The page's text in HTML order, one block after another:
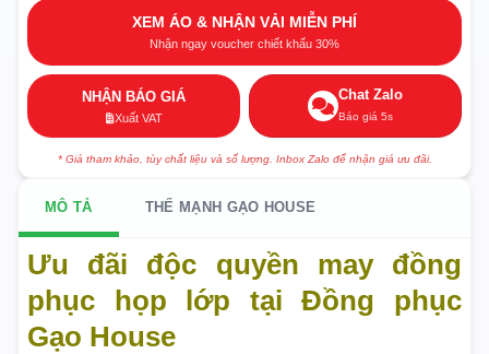
XEM ÁO & NHẬN VẢI MIỄN PHÍ
Nhận ngay voucher chiết khấu 30%
NHẬN BÁO GIÁ
Xuất VAT
Chat Zalo
Báo giá 5s
* Giá tham khảo, tùy chất liệu và số lượng. Inbox Zalo để nhận giá ưu đãi.
MÔ TẢ THẾ MẠNH GẠO HOUSE
Ưu đãi độc quyền may đồng
phục họp lớp tại Đồng phục
Gạo House